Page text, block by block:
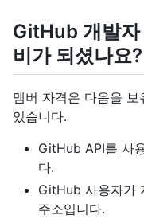
GitHub 개발자
비가 되셨나요?
멤버 자격은 다음을
있습니다.
GitHub API를 사
다.
GitHub 사용자가
주소입니다.